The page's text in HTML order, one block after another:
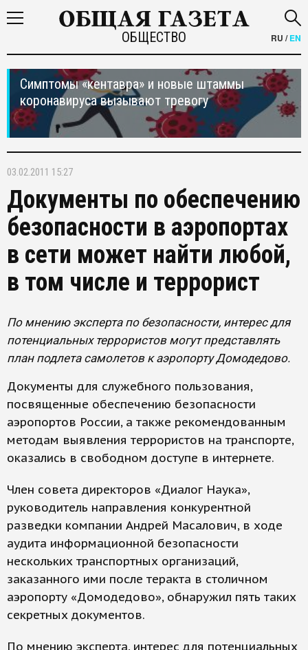
ОБЩЕСТВО RU /EN
Симптомы «кентавра» и новые штаммы
коронавируса вызывают тревогу
03.02.2011 15:27
Документы по обеспечению
безопасности в аэропортах
в сети может найти любой,
в том числе и террорист
По мнению эксперта по безопасности, интерес для
потенциальных террористов могут представлять
план подлета самолетов к аэропорту Домодедово.
Документы для служебного пользования,
посвященные обеспечению безопасности
аэропортов России, а также рекомендованным
методам выявления террористов на транспорте,
оказались в свободном доступе в интернете.
Член совета директоров «Диалог Наука»,
руководитель направления конкурентной
разведки компании Андрей Масалович, в ходе
аудита информационной безопасности
нескольких транспортных организаций,
заказанного ими после теракта в столичном
аэропорту «Домодедово», обнаружил пять таких
секретных документов.
По мнению эксперта, интерес для потенциальных